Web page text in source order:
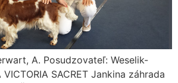
A. Posudzovateľ: Weselik-
SACRET Jankina záhrada